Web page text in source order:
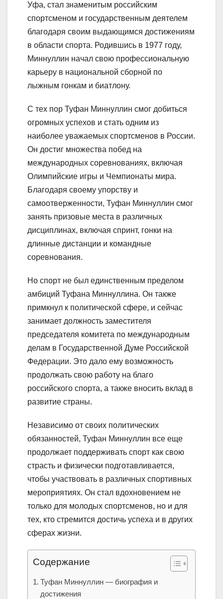
Уфа, стал знаменитым российским
спортсменом и государственным деятелем
благодаря своим выдающимся достижениям
в области спорта. Родившись в 1977 году,
Миннуллин начал свою профессиональную
карьеру в национальной сборной по
лыжным гонкам и биатлону.
С тех пор Туфан Миннуллин смог добиться
огромных успехов и стать одним из
наиболее уважаемых спортсменов в России.
Он достиг множества побед на
международных соревнованиях, включая
Олимпийские игры и Чемпионаты мира.
Благодаря своему упорству и
самоотверженности, Туфан Миннуллин смог
занять призовые места в различных
дисциплинах, включая спринт, гонки на
длинные дистанции и командные
соревнования.
Но спорт не был единственным пределом
амбиций Туфана Миннуллина. Он также
примкнул к политической сфере, и сейчас
занимает должность заместителя
председателя комитета по международным
делам в Государственной Думе Российской
Федерации. Это дало ему возможность
продолжать свою работу на благо
российского спорта, а также вносить вклад в
развитие страны.
Независимо от своих политических
обязанностей, Туфан Миннуллин все еще
продолжает поддерживать спорт как свою
страсть и физически подготавливается,
чтобы участвовать в различных спортивных
мероприятиях. Он стал вдохновением не
только для молодых спортсменов, но и для
тех, кто стремится достичь успеха и в других
сферах жизни.
Содержание
Туфан Миннуллин — биография и
достижения